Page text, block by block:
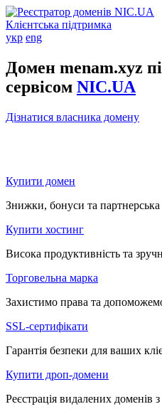
Клієнтська підтримка
укр eng
Домен menam.xyz
сервісом NIC.UA
Дізнатися власника домену
Купити домен
Знижки, бонуси та
Купити хостинг
Висока продуктивність та
Торговельна марка
Захистимо права та
SSL-сертифікати
Гарантія безпеки для ваших
Купити дроп-домени
Реєстрація видалених доменів